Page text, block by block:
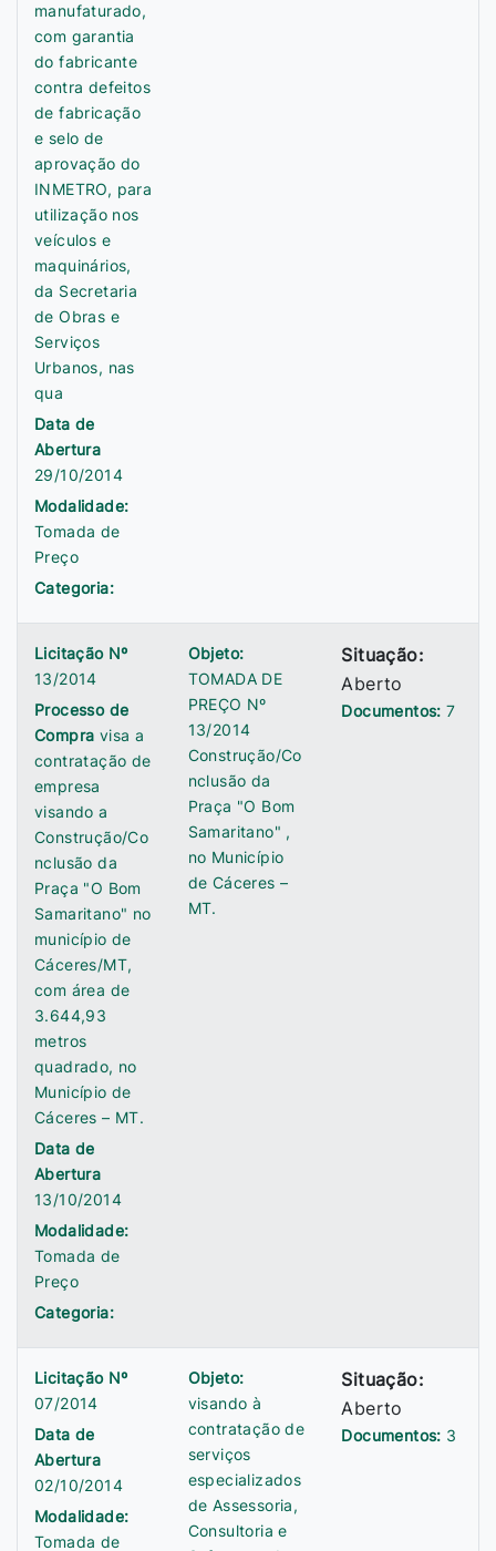
manufaturado,
com garantia
do fabricante
contra defeitos
de fabricação
e selo de
aprovação do
INMETRO, para
utilização nos
veículos e
maquinários,
da Secretaria
de Obras e
Serviços
Urbanos, nas
qua
Data de
Abertura
29/10/2014
Modalidade:
Tomada de
Preço
Categoria:
Licitação Nº
13/2014
Processo de
Compra visa a
contratação de
empresa
visando a
Construção/Co
nclusão da
Praça "O Bom
Samaritano" no
município de
Cáceres/MT,
com área de
3.644,93
metros
quadrado, no
Município de
Cáceres – MT.
Data de
Abertura
13/10/2014
Modalidade:
Tomada de
Preço
Categoria:
Objeto:
TOMADA DE
PREÇO Nº
13/2014
Construção/Co
nclusão da
Praça "O Bom
Samaritano" ,
no Município
de Cáceres –
MT.
Situação:
Aberto
Documentos:7
Licitação Nº
07/2014
Data de
Abertura
02/10/2014
Modalidade:
Tomada de
Objeto:
visando à
contratação de
serviços
especializados
de Assessoria,
Consultoria e
Situação:
Aberto
Documentos: 3